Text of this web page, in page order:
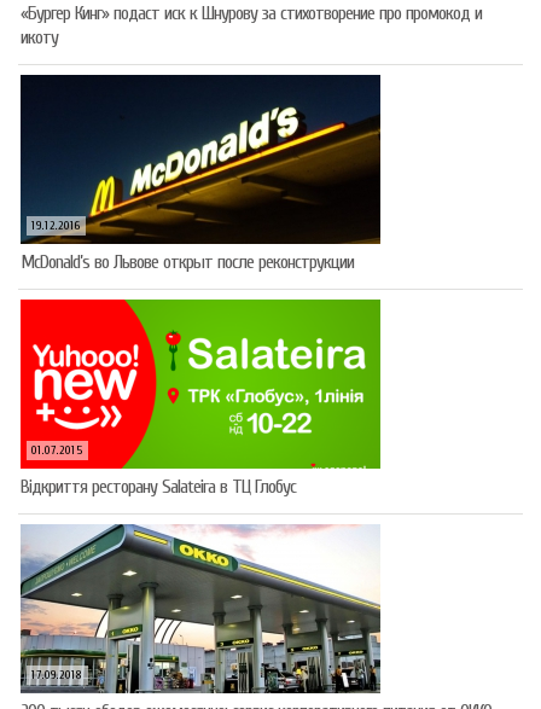
«Бургер Кинг» подаст иск к Шнурову за стихотворение про промокод и
икоту
19.12.2016
McDonald’s во Львове открыт после реконструкции
01.07.2015
Відкриття ресторану Salateirа в ТЦ Глобус
17.09.2018